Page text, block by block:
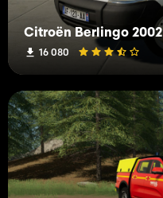
Citroën Berlingo 2002
16 080